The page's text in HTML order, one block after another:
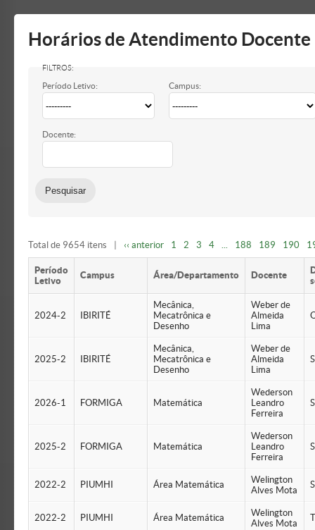
barra
Horários de Atendimento Docente
Período Letivo: Campus:
Docente:
Total de 9654 itens ‹‹ anterior 1 2 3 4 ... 188 189 190
Período
Letivo
Campus Área/Departamento Docente
2024-2 IBIRITÉ
Mecânica,
Mecatrônica e
Desenho
Weber de
Almeida
Lima
2025-2 IBIRITÉ
Mecânica,
Mecatrônica e
Desenho
Weber de
Almeida
Lima
2026-1 FORMIGA Matemática
Wederson
Leandro
Ferreira
2025-2 FORMIGA Matemática
Wederson
Leandro
Ferreira
2022-2 PIUMHI Área Matemática
Welington
Alves Mota
2022-2 PIUMHI Área Matemática
Welington
Alves Mota